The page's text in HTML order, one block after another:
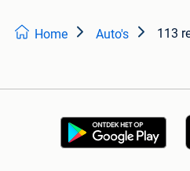
Home Auto's 113